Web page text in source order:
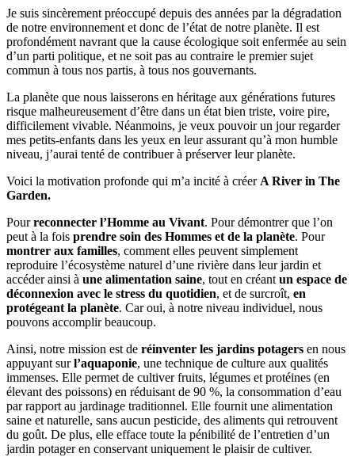
Je suis sincèrement préoccupé depuis des années par la dégradation
de notre environnement et donc de l’état de notre planète. Il est
profondément navrant que la cause écologique soit enfermée au sein
d’un parti politique, et ne soit pas au contraire le premier sujet
commun à tous nos partis, à tous nos gouvernants.
La planète que nous laisserons en héritage aux générations futures
risque malheureusement d’être dans un état bien triste, voire pire,
difficilement vivable. Néanmoins, je veux pouvoir un jour regarder
mes petits-enfants dans les yeux en leur assurant qu’à mon humble
niveau, j’aurai tenté de contribuer à préserver leur planète.
Voici la motivation profonde qui m’a incité à créerA River in The
Garden.
Pourreconnecter l’Homme au Vivant. Pour démontrer que l’on
peut à la fois prendre soin des Hommes et de la planète. Pour
montrer aux familles, comment elles peuvent simplement
reproduire l’écosystème naturel d’une rivière dans leur jardin et
accéder ainsi à une alimentation saine, tout en créantun espace de
déconnexion avec le stress du quotidien, et de surcroît, en
protégeant la planète. Car oui, à notre niveau individuel, nous
pouvons accomplir beaucoup.
Ainsi, notre mission est de réinventer les jardins potagers en nous
appuyant surl’aquaponie, une technique de culture aux qualités
immenses. Elle permet de cultiver fruits, légumes et protéines (en
élevant des poissons) en réduisant de 90 %, la consommation d’eau
par rapport au jardinage traditionnel. Elle fournit une alimentation
saine et naturelle, sans aucun pesticide, des aliments qui retrouvent
du goût. De plus, elle efface toute la pénibilité de l’entretien d’un
jardin potager en conservant uniquement le plaisir de cultiver.